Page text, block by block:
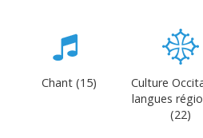
Chant (15)
Culture
langues
(22)